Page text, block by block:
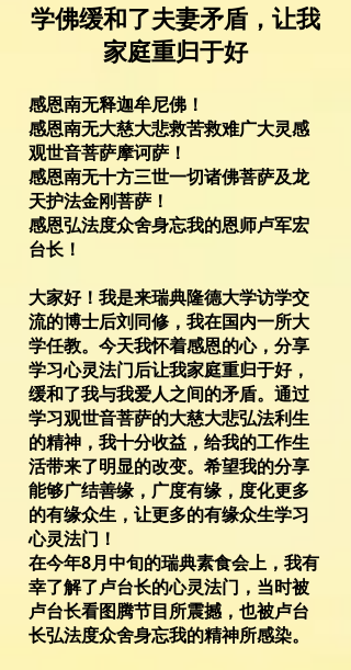
学佛缓和了夫妻矛盾，让我
家庭重归于好
感恩南无释迦牟尼佛！
感恩南无大慈大悲救苦救难广大灵感
观世音菩萨摩诃萨！
感恩南无十方三世一切诸佛菩萨及龙
天护法金刚菩萨！
感恩弘法度众舍身忘我的恩师卢军宏
台长！
大家好！我是来瑞典隆德大学访学交
流的博士后刘同修，我在国内一所大
学任教。今天我怀着感恩的心，分享
学习心灵法门后让我家庭重归于好，
缓和了我与我爱人之间的矛盾。通过
学习观世音菩萨的大慈大悲弘法利生
的精神，我十分收益，给我的工作生
活带来了明显的改变。希望我的分享
能够广结善缘，广度有缘，度化更多
的有缘众生，让更多的有缘众生学习
心灵法门！
在今年8月中旬的瑞典素食会上，我有
幸了解了卢台长的心灵法门，当时被
卢台长看图腾节目所震撼，也被卢台
长弘法度众舍身忘我的精神所感染。